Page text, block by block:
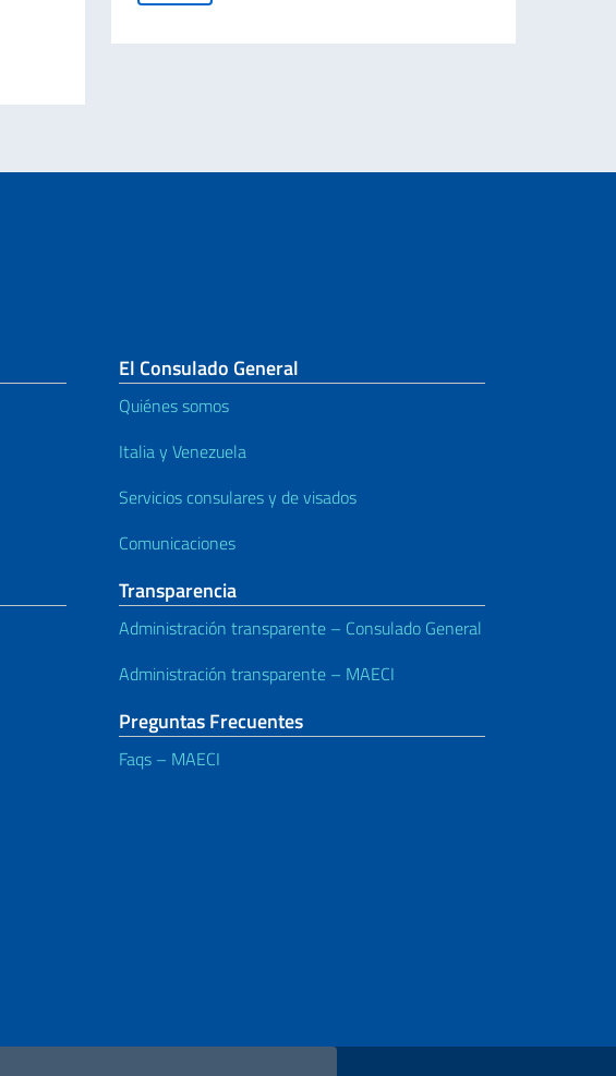
Venezuela ha conferito la medaglia “Héroes de Venezuela” alla squadra italiana di soccorso
El Consulado General
Quiénes somos
Italia y Venezuela
Servicios consulares y de visados
Comunicaciones
Transparencia
Administración transparente – Consulado General
Administración transparente – MAECI
Preguntas Frecuentes
Faqs – MAECI